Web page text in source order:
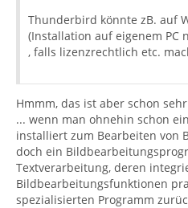
Thunderbird könnte zB. auf
(Installation auf eigenem PC
, falls lizenzrechtlich etc.
Hmmm, das ist aber schon
... wenn man ohnehin schon
installiert zum Bearbeiten von
doch ein
Textverarbeitung, deren
Bildbearbeitungsfunktionen
spezialisierten Programm